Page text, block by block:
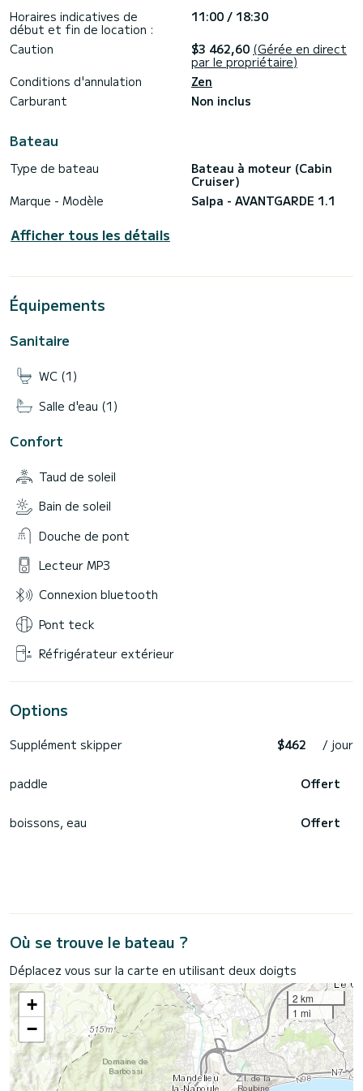
- Salle de bain
- Frigo
- Garmin
Serviettes, boissons eau inclus
Scooter sous-marin : 50€
Set snorkeling : 10€
Île flottante : 100€
Service restauration sur demande (snacks, boissons,
champagne, cocktails, glaces…)
Profitez de -15% avec L’Apéro du Pirate (service de
restauration et livraison en mer aux Îles de Lérins)
En cas de mauvais temps ou de mer agitée :
Report de la sortie selon vos disponibilités ou
Réponse ultra-rapide – idéal pour les réservations de
Horaires indicatives de
début et fin de location :
11:00 / 18:30
Caution
$3 462,60 (Gérée en direct
par le propriétaire)
Conditions d'annulation
Zen
Carburant
Non inclus
Bateau
Type de bateau
Bateau à moteur (Cabin
Cruiser)
Marque - Modèle
Salpa - AVANTGARDE 1.1
Afficher tous les détails
Équipements
Sanitaire
WC (1)
Salle d'eau (1)
Confort
Taud de soleil
Bain de soleil
Douche de pont
Lecteur MP3
Connexion bluetooth
Pont teck
Réfrigérateur extérieur
Options
Supplément skipper $462 / jour
paddle Offert
boissons, eau Offert
Où se trouve le bateau ?
Déplacez vous sur la carte en utilisant deux doigts
+
−
2 km
1 mi